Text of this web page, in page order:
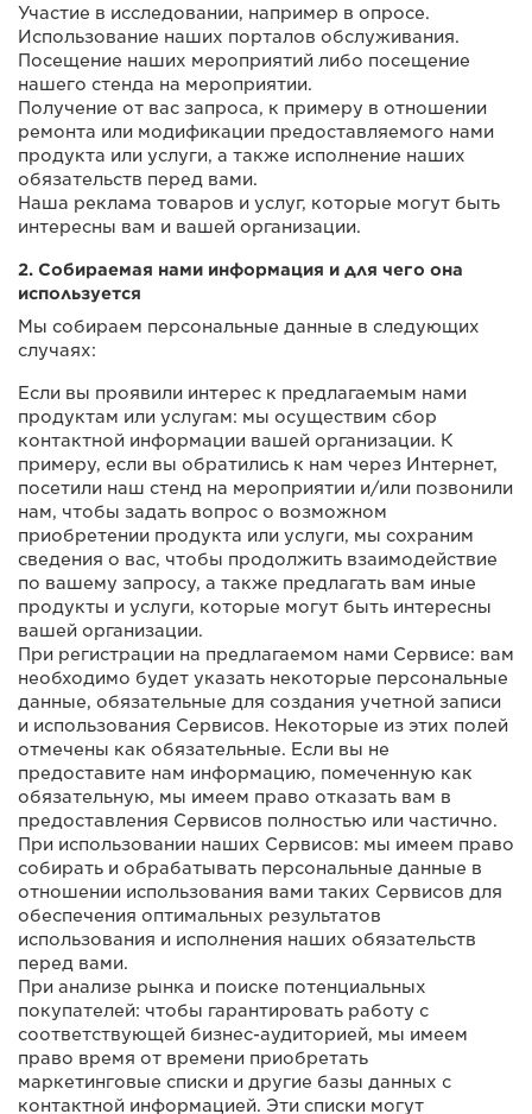
Участие в исследовании, например в опросе.
Использование наших порталов обслуживания.
Посещение наших мероприятий либо посещение
нашего стенда на мероприятии.
Получение от вас запроса, к примеру в отношении
ремонта или модификации предоставляемого нами
продукта или услуги, а также исполнение наших
обязательств перед вами.
Наша реклама товаров и услуг, которые могут быть
интересны вам и вашей организации.
2. Собираемая нами информация и для чего она
используется
Мы собираем персональные данные в следующих
случаях:
Если вы проявили интерес к предлагаемым нами
продуктам или услугам: мы осуществим сбор
контактной информации вашей организации. К
примеру, если вы обратились к нам через Интернет,
посетили наш стенд на мероприятии и/или позвонили
нам, чтобы задать вопрос о возможном
приобретении продукта или услуги, мы сохраним
сведения о вас, чтобы продолжить взаимодействие
по вашему запросу, а также предлагать вам иные
продукты и услуги, которые могут быть интересны
вашей организации.
При регистрации на предлагаемом нами Сервисе: вам
необходимо будет указать некоторые персональные
данные, обязательные для создания учетной записи
и использования Сервисов. Некоторые из этих полей
отмечены как обязательные. Если вы не
предоставите нам информацию, помеченную как
обязательную, мы имеем право отказать вам в
предоставления Сервисов полностью или частично.
При использовании наших Сервисов: мы имеем право
собирать и обрабатывать персональные данные в
отношении использования вами таких Сервисов для
обеспечения оптимальных результатов
использования и исполнения наших обязательств
перед вами.
При анализе рынка и поиске потенциальных
покупателей: чтобы гарантировать работу с
соответствующей бизнес-аудиторией, мы имеем
право время от времени приобретать
маркетинговые списки и другие базы данных с
контактной информацией. Эти списки могут